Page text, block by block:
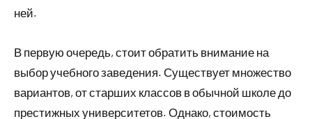
ней.
В первую очередь, стоит обратить внимание на
выбор учебного заведения. Существует множество
вариантов, от старших классов в обычной школе до
престижных университетов. Однако, стоимость